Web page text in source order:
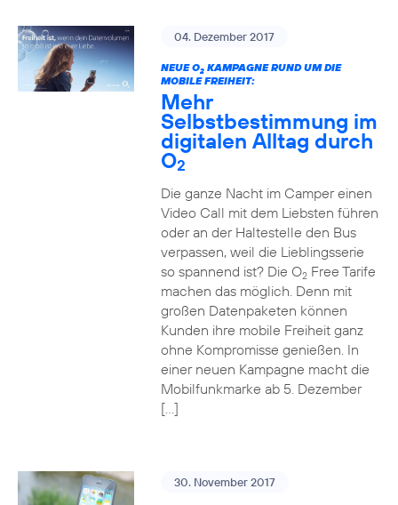
04. Dezember 2017
NEUE O2KAMPAGNE RUND UM DIE
MOBILE FREIHEIT:
Mehr
Selbstbestimmung im
digitalen Alltag durch
O2
Die ganze Nacht im Camper einen
Video Call mit dem Liebsten führen
oder an der Haltestelle den Bus
verpassen, weil die Lieblingsserie
so spannend ist? Die O2Free Tarife
machen das möglich. Denn mit
großen Datenpaketen können
Kunden ihre mobile Freiheit ganz
ohne Kompromisse genießen. In
einer neuen Kampagne macht die
Mobilfunkmarke ab 5. Dezember
[…]
30. November 2017